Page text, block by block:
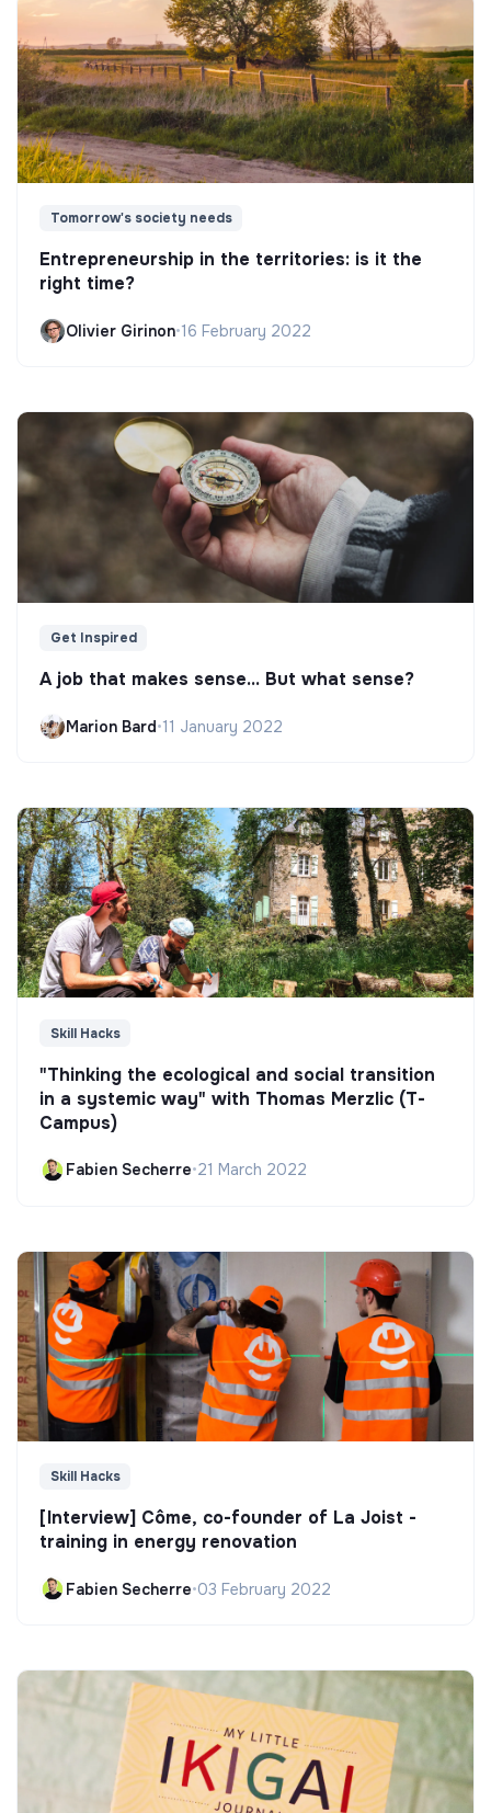
Tomorrow's society needs
Entrepreneurship in the territories: is it the
right time?
Olivier Girinon•16 February 2022
Get Inspired
A job that makes sense... But what sense?
Marion Bard•11 January 2022
Skill Hacks
"Thinking the ecological and social transition
in a systemic way" with Thomas Merzlic (T-
Campus)
Fabien Secherre•21 March 2022
Skill Hacks
[Interview] Côme, co-founder of La Joist -
training in energy renovation
Fabien Secherre•03 February 2022